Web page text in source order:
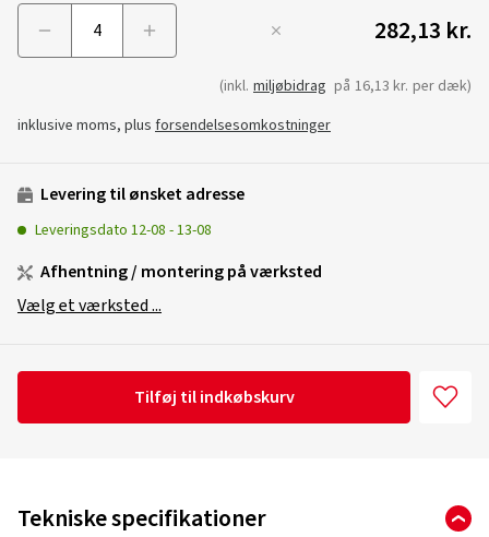
282,13 kr.
(inkl. miljøbidrag på 16,13 kr. per dæk)
inklusive moms, plus forsendelsesomkostninger
Levering til ønsket adresse
Leveringsdato 12-08 -13-08
Afhentning / montering på værksted
Vælg et værksted ...
Tilføj til indkøbskurv
Tekniske specifikationer